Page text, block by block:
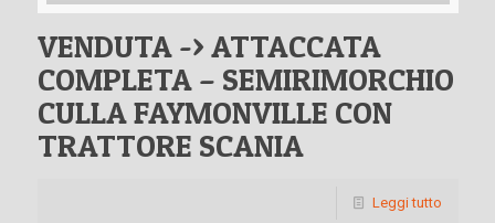
VENDUTA -> ATTACCATA
COMPLETA – SEMIRIMORCHIO
CULLA FAYMONVILLE CON
TRATTORE SCANIA
Leggi tutto